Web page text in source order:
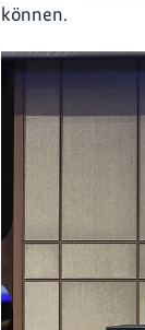
können.